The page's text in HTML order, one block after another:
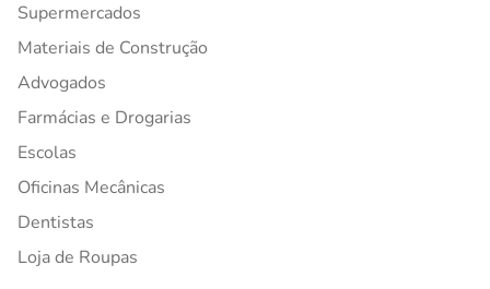
Supermercados
Materiais de Construção
Advogados
Farmácias e Drogarias
Escolas
Oficinas Mecânicas
Dentistas
Loja de Roupas